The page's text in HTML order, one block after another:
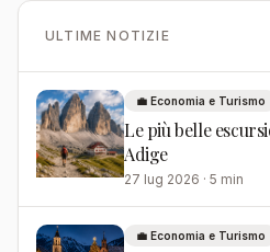
ULTIME NOTIZIE
💼 Economia e Turismo
Le più belle
Adige
27 lug 2026 · 5 min
💼 Economia e Turismo